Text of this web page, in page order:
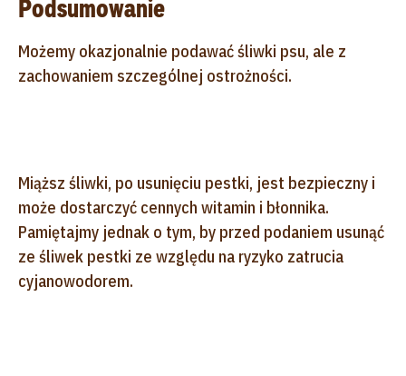
Podsumowanie
Możemy okazjonalnie podawać śliwki psu, ale z
zachowaniem szczególnej ostrożności.
Miąższ śliwki, po usunięciu pestki, jest bezpieczny i
może dostarczyć cennych witamin i błonnika.
Pamiętajmy jednak o tym, by przed podaniem usunąć
ze śliwek pestki ze względu na ryzyko zatrucia
cyjanowodorem.